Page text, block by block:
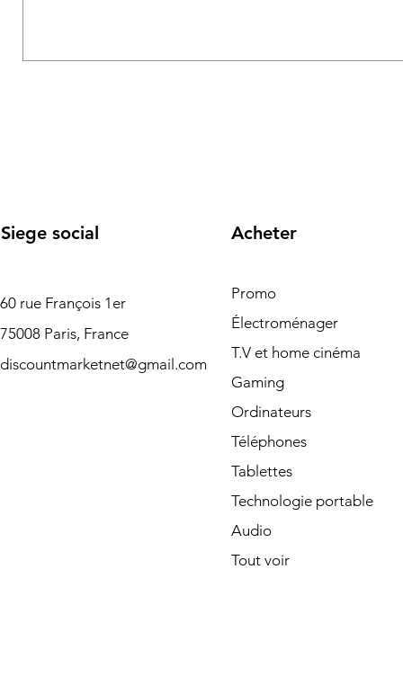
Siege social
60 rue François 1er
75008 Paris, France
discountmarketnet@gmail.com
Acheter
Promo
Électroménager
T.V et home cinéma
Gaming
Ordinateurs
Téléphones
Tablettes
Technologie portable
Audio
Tout voir